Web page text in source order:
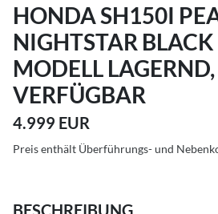
HONDA SH150I
NIGHTSTAR
MODELL
VERFÜGBAR
4.999 EUR
Preis enthält Überführungs- und
BESCHREIBUNG